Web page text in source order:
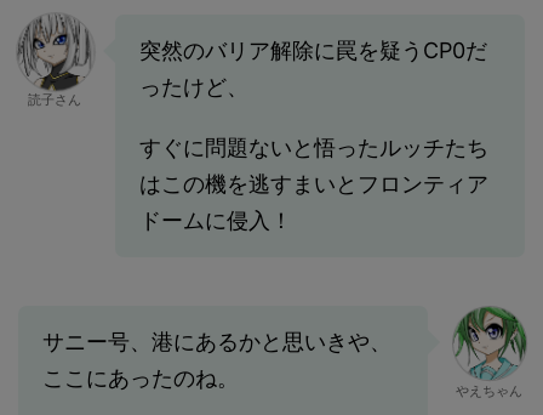
読子さん
突然のバリア解除に罠を疑うCP0だ
ったけど、
すぐに問題ないと悟ったルッチたち
はこの機を逃すまいとフロンティア
ドームに侵入！
サニー号、港にあるかと思いきや、
ここにあったのね。
やえちゃん